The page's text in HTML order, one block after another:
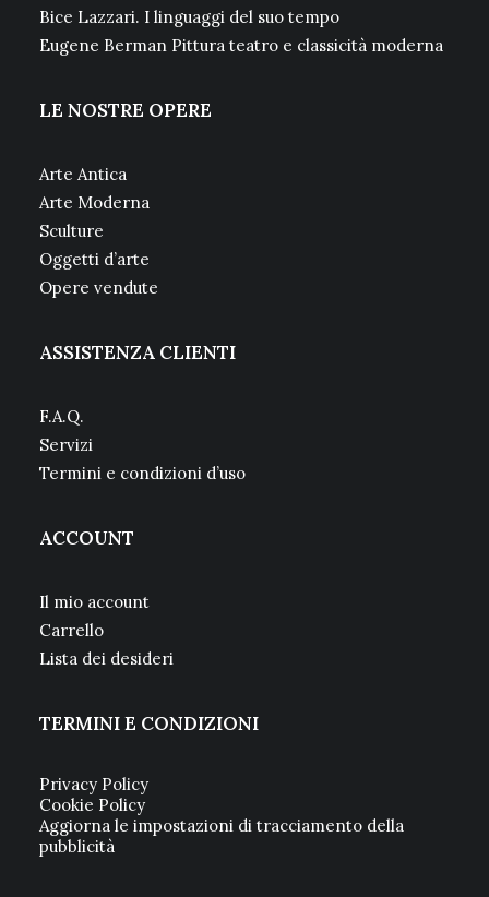
Bice Lazzari. I linguaggi del suo tempo
Eugene Berman Pittura teatro e classicità moderna
LE NOSTRE OPERE
Arte Antica
Arte Moderna
Sculture
Oggetti d’arte
Opere vendute
ASSISTENZA CLIENTI
F.A.Q.
Servizi
Termini e condizioni d’uso
ACCOUNT
Il mio account
Carrello
Lista dei desideri
TERMINI E CONDIZIONI
Privacy Policy
Cookie Policy
Aggiorna le impostazioni di tracciamento della
pubblicità